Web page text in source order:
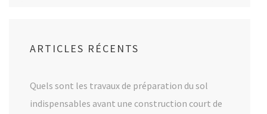
ARTICLES RÉCENTS
Quels sont les travaux de préparation du sol
indispensables avant une construction court de